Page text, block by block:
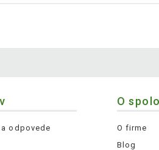
odpovede
O
O firme
Blog